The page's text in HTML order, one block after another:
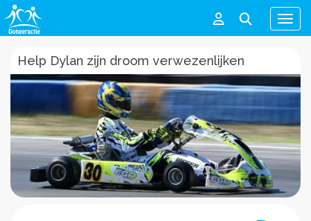
Menu
Help Dylan zijn droom verwezenlijken